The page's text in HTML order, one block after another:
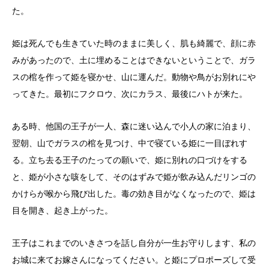
た。
姫は死んでも生きていた時のままに美しく、肌も綺麗で、顔に赤
みがあったので、土に埋めることはできないということで、ガラ
スの棺を作って姫を寝かせ、山に運んだ。動物や鳥がお別れにや
ってきた。最初にフクロウ、次にカラス、最後にハトが来た。
ある時、他国の王子が一人、森に迷い込んで小人の家に泊まり、
翌朝、山でガラスの棺を見つけ、中で寝ている姫に一目ぼれす
る。立ち去る王子のたっての願いで、姫に別れの口づけをする
と、姫が小さな咳をして、そのはずみで姫が飲み込んだリンゴの
かけらが喉から飛び出した。毒の効き目がなくなったので、姫は
目を開き、起き上がった。
王子はこれまでのいきさつを話し自分が一生お守りします、私の
お城に来てお嫁さんになってください。と姫にプロポーズして受